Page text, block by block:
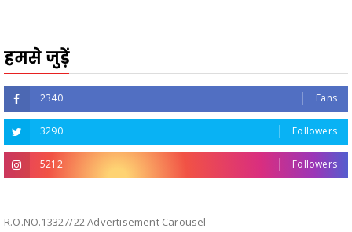
हमसे जुड़ें
2340 Fans
3290 Followers
5212 Followers
R.O.NO.13327/22 Advertisement Carousel